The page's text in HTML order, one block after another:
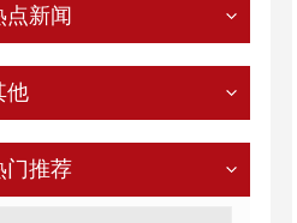
点新闻
他
门推荐